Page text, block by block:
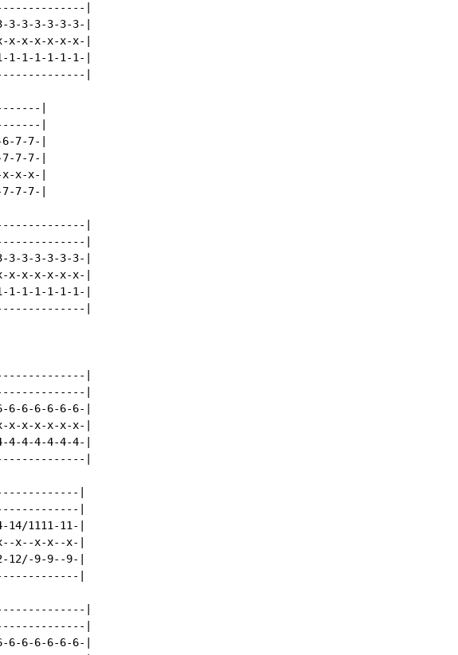
|
3-3-3-3-3-|
x-x-x-x-x-x-|
1-1-1-1-1-1-|
|
|
|
7-7-|
7-7-|
x-x-|
7-7-|
|
|
3-3-3-3-3-|
x-x-x-x-x-x-|
1-1-1-1-1-1-|
|
|
|
6-6-6-6-6-|
x-x-x-x-x-x-|
4-4-4-4-4-4-|
|
|
|
1111-11-|
x--x-x--x-|
12/-9-9--9-|
|
|
|
6-6-6-6-6-|